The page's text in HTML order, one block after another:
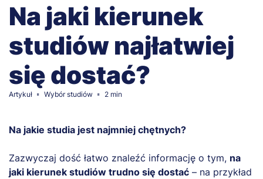
Na jaki kierunek
studiów najłatwiej
się dostać?
Artykuł Wybór studiów 2 min
Na jakie studia jest najmniej chętnych?
Zazwyczaj dość łatwo znaleźć informację o tym, na
jaki kierunek studiów trudno się dostać – na przykład